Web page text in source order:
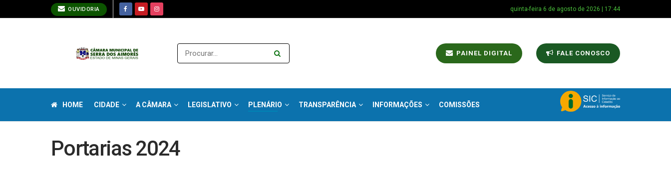
OUVIDORIA quinta-feira 6 de agosto de 2026 | 17:44
PAINEL DIGITAL FALE CONOSCO
HOME CIDADE A CÂMARA LEGISLATIVO PLENÁRIO TRANSPARÊNCIA INFORMAÇÕES COMISSÕES
Portarias 2024